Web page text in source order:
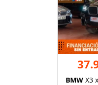
BMW X3